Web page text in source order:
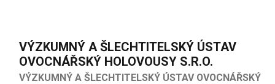
VÝZKUMNÝ A ŠLECHTITELSKÝ ÚSTAV
OVOCNÁŘSKÝ HOLOVOUSY S.R.O.
VÝZKUMNÝ A ŠLECHTITELSKÝ ÚSTAV OVOCNÁŘSKÝ